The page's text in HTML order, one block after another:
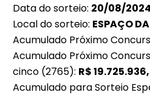
Data do sorteio: 20/08/2024
Local do sorteio: ESPAÇO
Acumulado Próximo
Acumulado Próximo
cinco (2765): R$
Acumulado para Sorteio